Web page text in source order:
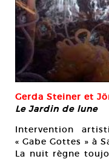
Gerda Steiner et
Le Jardin de lune
Intervention
« Gabe Gottes » à
La nuit règne